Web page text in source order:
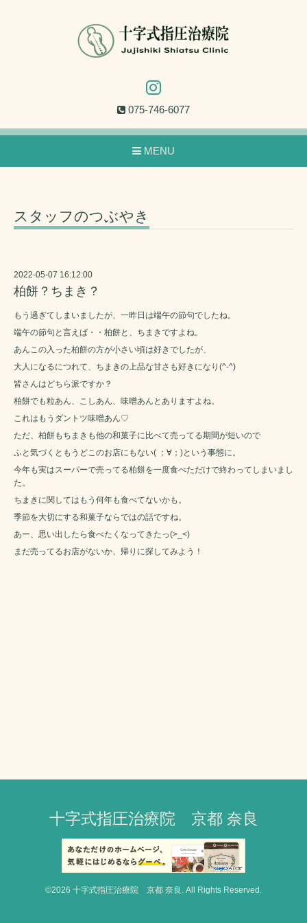
075-746-6077
MENU
スタッフのつぶやき
2022-05-07 16:12:00
柏餅？ちまき？
もう過ぎてしまいましたが、一昨日は端午の節句でしたね。
端午の節句と言えば・・柏餅と、ちまきですよね。
あんこの入った柏餅の方が小さい頃は好きでしたが、
大人になるにつれて、ちまきの上品な甘さも好きになり(^-^)
皆さんはどちら派ですか？
柏餅でも粒あん、こしあん、味噌あんとありますよね。
これはもうダントツ味噌あん♡
ただ、柏餅もちまきも他の和菓子に比べて売ってる期間が短いので
ふと気づくともうどこのお店にもない( ；∀；)という事態に。
今年も実はスーパーで売ってる柏餅を一度食べただけで終わってしまいまし
た。
ちまきに関してはもう何年も食べてないかも。
季節を大切にする和菓子ならではの話ですね。
あー、思い出したら食べたくなってきたっ(>_<)
まだ売ってるお店がないか、帰りに探してみよう！
十字式指圧治療院 京都 奈良
©2026 十字式指圧治療院 京都 奈良 . All Rights Reserved.